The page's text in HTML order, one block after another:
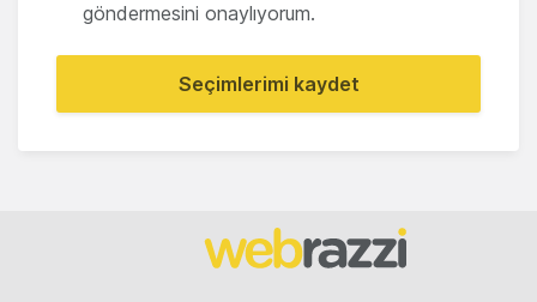
göndermesini onaylıyorum.
Seçimlerimi kaydet